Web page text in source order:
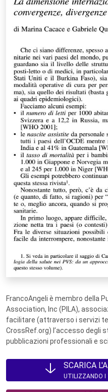
FrancoAngeli è membro della
Association, Inc (PILA),
facilitare (attraverso i servizi
CrossRef.org) l’accesso degli
pubblicazioni professionali e
SCARICA
UTILIZZANDO I